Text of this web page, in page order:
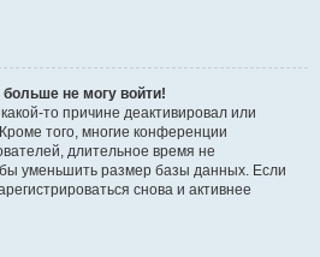
не могу войти!
то причине деактивировал или
того, многие конференции
длительное время не
уменьшить размер базы данных. Если
снова и активнее